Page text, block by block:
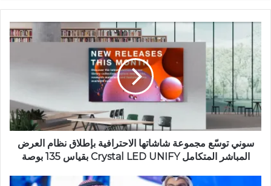
ق
ع
ا
ل
و
ي
ب
سوني توسّع مجموعة شاشاتها الاحترافية بإطلاق نظام العرض
المباشر المتكامل Crystal LED UNIFY بقياس 135 بوصة